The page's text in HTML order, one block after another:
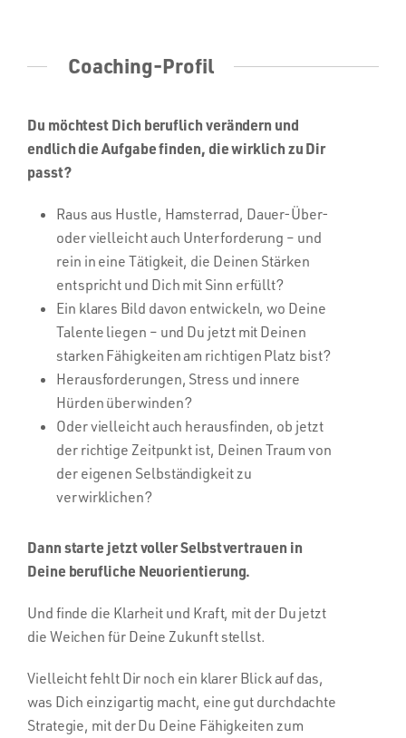
Coaching-Profil
Du möchtest Dich beruflich verändern und
endlich die Aufgabe finden, die wirklich zu Dir
passt?
Raus aus Hustle, Hamsterrad, Dauer-Über-
oder vielleicht auch Unterforderung – und
rein in eine Tätigkeit, die Deinen Stärken
entspricht und Dich mit Sinn erfüllt?
Ein klares Bild davon entwickeln, wo Deine
Talente liegen – und Du jetzt mit Deinen
starken Fähigkeiten am richtigen Platz bist?
Herausforderungen, Stress und innere
Hürden überwinden?
Oder vielleicht auch herausfinden, ob jetzt
der richtige Zeitpunkt ist, Deinen Traum von
der eigenen Selbständigkeit zu
verwirklichen?
Dann starte jetzt voller Selbstvertrauen in
Deine berufliche Neuorientierung.
Und finde die Klarheit und Kraft, mit der Du jetzt
die Weichen für Deine Zukunft stellst.
Vielleicht fehlt Dir noch ein klarer Blick auf das,
was Dich einzigartig macht, eine gut durchdachte
Strategie, mit der Du Deine Fähigkeiten zum